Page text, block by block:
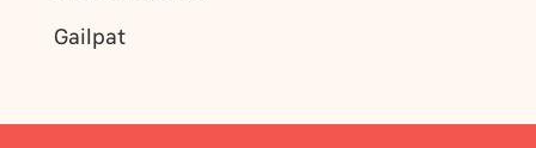
Gailpat